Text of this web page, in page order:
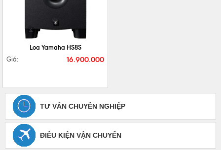
CHI TIẾT MUA NGAY
Loa Yamaha HS8S
Giá: 16.900.000
TƯ VẤN CHUYÊN NGHIỆP
ĐIỀU KIỆN VẬN CHUYỂN